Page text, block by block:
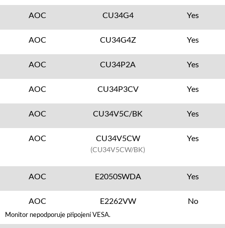
AOC CU34G4 Yes
AOC CU34G4Z Yes
AOC CU34P2A Yes
AOC CU34P3CV Yes
AOC CU34V5C/BK Yes
AOC CU34V5CW
(CU34V5CW/BK)
Yes
AOC E2050SWDA Yes
AOC E2262VW No
Monitor nepodporuje připojení VESA.